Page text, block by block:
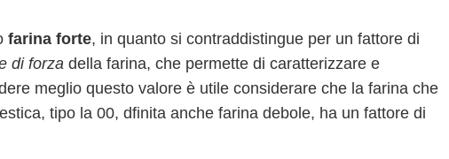
farina forte, in quanto si contraddistingue per un fattore di
di forza della farina, che permette di caratterizzare e
meglio questo valore è utile considerare che la farina che
tipo la 00, dfinita anche farina debole, ha un fattore di